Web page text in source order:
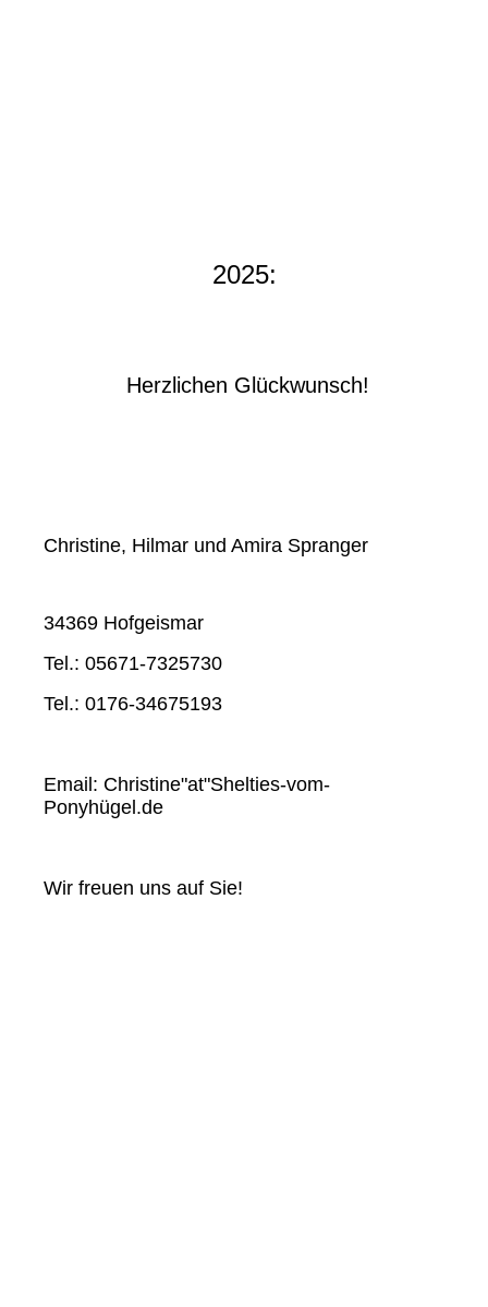
2025:
Herzlichen Glückwunsch!
Christine, Hilmar und Amira Spranger
34369 Hofgeismar
Tel.: 05671-7325730
Tel.: 0176-34675193
Email: Christine"at"Shelties-vom-
Ponyhügel.de
Wir freuen uns auf Sie!